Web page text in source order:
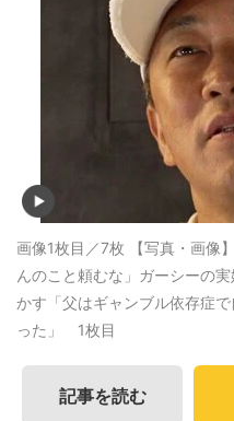
画像1枚目／7枚 【写真・画像
んのこと頼むな」ガーシーの
かす「父はギャンブル依存症
った」 1枚目
記事を読む